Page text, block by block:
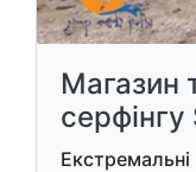
Магазин